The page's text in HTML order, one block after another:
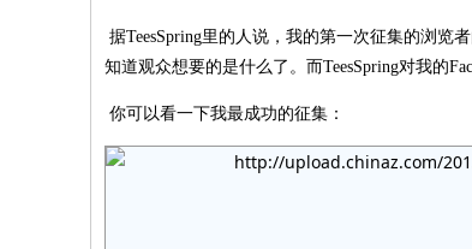
据TeesSpring里的人说，我的第一次征集的浏览
知道观众想要的是什么了。而TeesSpring对我的
你可以看一下我最成功的征集：